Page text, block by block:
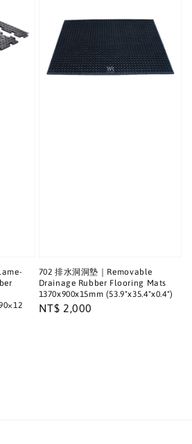
702 排水洞洞墊｜Removable
Drainage Rubber Flooring Mats
1370x900x15mm (53.9"x35.4"x0.4")
Regular
NT$ 2,000